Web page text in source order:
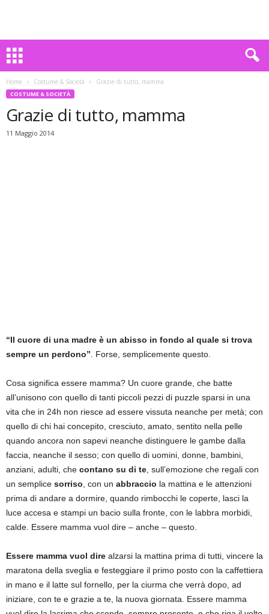
Home Costume & Società Grazie di tutto, mamma
COSTUME & SOCIETÀ
Grazie di tutto, mamma
11 Maggio 2014
“Il cuore di una madre è un abisso in fondo al quale si trova
sempre un perdono” . Forse, semplicemente questo.
Cosa significa essere mamma? Un cuore grande, che batte
all’unisono con quello di tanti piccoli pezzi di puzzle sparsi in una
vita che in 24h non riesce ad essere vissuta neanche per metà; con
quello di chi hai concepito, cresciuto, amato, sentito nella pelle
quando ancora non sapevi neanche distinguere le gambe dalla
faccia, neanche il sesso; con quello di uomini, donne, bambini,
anziani, adulti, che contano su di te , sull’emozione che regali con
un semplice sorriso , con un abbraccio la mattina e le attenzioni
prima di andare a dormire, quando rimbocchi le coperte, lasci la
luce accesa e stampi un bacio sulla fronte, con le labbra morbidi,
calde. Essere mamma vuol dire – anche – questo.
Essere mamma vuol dire alzarsi la mattina prima di tutti, vincere la
maratona della sveglia e festeggiare il primo posto con la caffettiera
in mano e il latte sul fornello, per la ciurma che verrà dopo, ad
iniziare, con te e grazie a te, la nuova giornata. Essere mamma